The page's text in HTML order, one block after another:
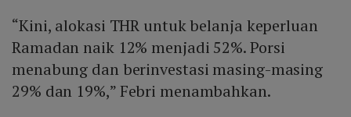
“Kini, alokasi THR untuk belanja keperluan
Ramadan naik 12% menjadi 52%. Porsi
menabung dan berinvestasi masing-masing
29% dan 19%,” Febri menambahkan.